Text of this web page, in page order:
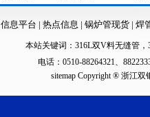
信息平台 | 热点信息 | 锅炉管现货 | 焊
本站关键词： 316L双V料无缝管 ，
电话：0510-88264321、
sitemapCopyright ® 浙江双